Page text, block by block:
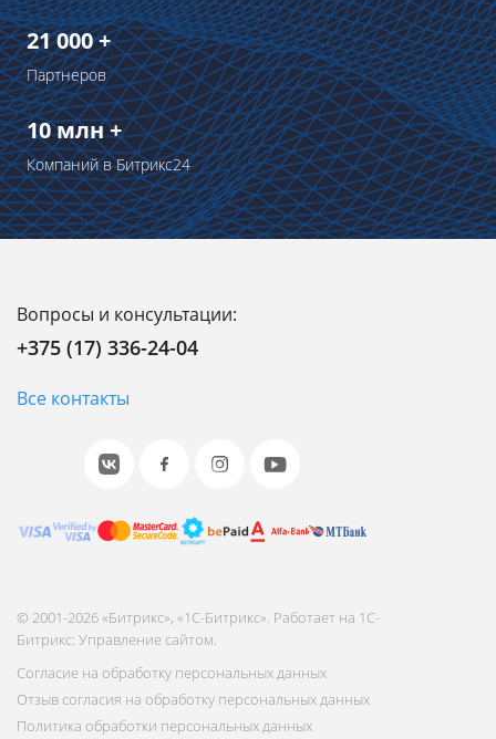
21 000 +
Партнеров
10 млн +
Компаний в Битрикс24
Вопросы и консультации:
+375 (17) 336-24-04
Все контакты
© 2001-2026 «Битрикс», «1С-Битрикс». Работает на 1С-
Битрикс: Управление сайтом.
Согласие на обработку персональных данных
Отзыв согласия на обработку персональных данных
Политика обработки персональных данных